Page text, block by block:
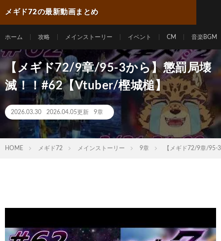
メギド72の最新動画まとめ
ホーム 攻略 メインストーリー イベント CM 音楽BGM
【メギド72/9章/95-3から】懲罰局壊
滅！！#62【Vtuber/樫城槌】
2026.03.30 2026.04.05更新 9章
HOME メギド72 メインストーリー 9章 【メギド72/9章/95-